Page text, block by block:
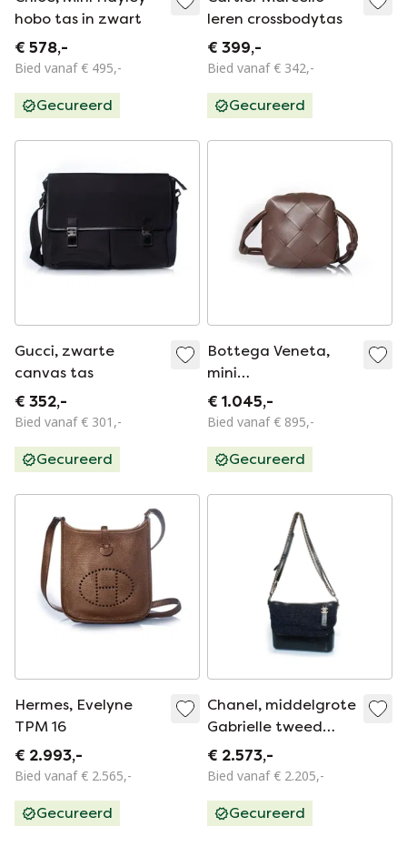
hobo tas in zwart
€ 578,-
Bied vanaf € 495,-
Gecureerd
leren crossbodytas
€ 399,-
Bied vanaf € 342,-
Gecureerd
Gucci, zwarte
canvas tas
€ 352,-
Bied vanaf € 301,-
Gecureerd
Bottega Veneta,
mini
cassettecameratas
€ 1.045,-
Bied vanaf € 895,-
Gecureerd
Hermes, Evelyne
TPM 16
€ 2.993,-
Bied vanaf € 2.565,-
Gecureerd
Chanel, middelgrote
Gabrielle tweed
crossbodytas
€ 2.573,-
Bied vanaf € 2.205,-
Gecureerd